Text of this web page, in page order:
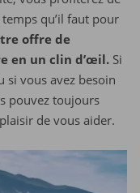
qu’il faut pour
offre de
en un clin d’œil. Si
si vous avez besoin
pouvez toujours
de vous aider.